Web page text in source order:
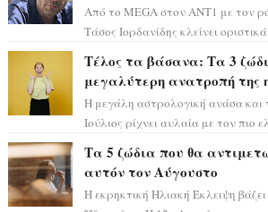
Από το MEGA στον ΑΝΤ1 με τον
Τάσος Ιορδανίδης κλείνει
Τέλος τα βάσανα: Τα 3
μεγαλύτερη ανατροπή της
Η μεγάλη αστρολογική ανάσα και
Ιούλιος ρίχνει αυλαία με τον πιο
Τα 5 ζώδια που θα
αυτόν τον Αύγουστο
Η εκρηκτική Ηλιακή Έκλειψη